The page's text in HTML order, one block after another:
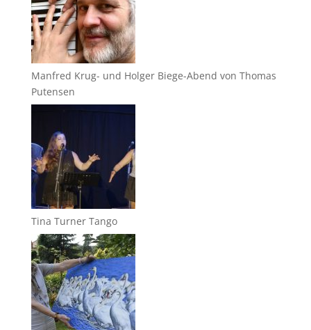
Manfred Krug- und Holger Biege-Abend von Thomas
Putensen
Tina Turner Tango